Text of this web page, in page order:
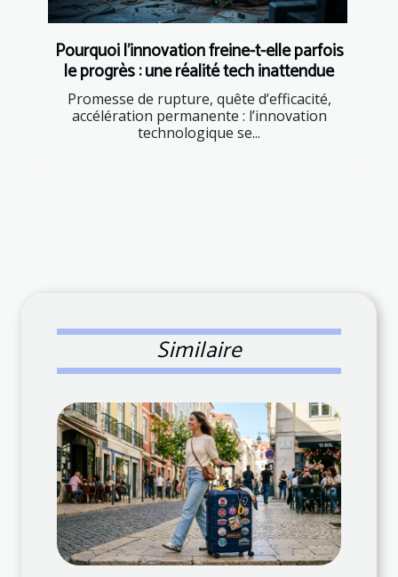
Pourquoi l’innovation freine-t-elle parfois
le progrès : une réalité tech inattendue
Promesse de rupture, quête d’efficacité,
accélération permanente : l’innovation
technologique se...
Similaire